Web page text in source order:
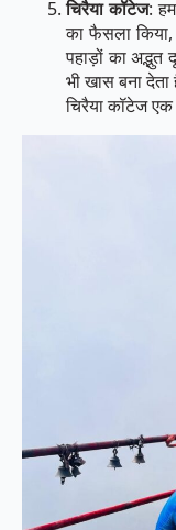
चिरैया कॉटेज:
का फैसला
पहाड़ों का
भी खास बना
चिरैया कॉटेज एक